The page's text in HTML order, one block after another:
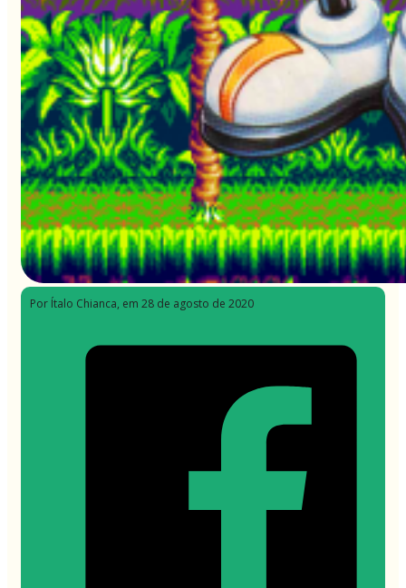
Por Ítalo Chianca, em 28 de agosto de 2020